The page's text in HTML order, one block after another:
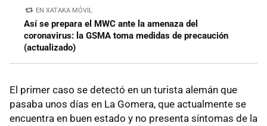
EN XATAKA MÓVIL
Así se prepara el MWC ante la amenaza del
coronavirus: la GSMA toma medidas de precaución
(actualizado)
El primer caso se detectó en un turista alemán que
pasaba unos días en La Gomera, que actualmente se
encuentra en buen estado y no presenta síntomas de la